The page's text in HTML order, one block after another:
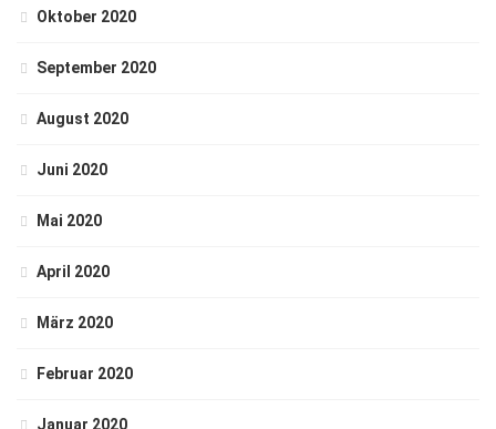
Oktober 2020
September 2020
August 2020
Juni 2020
Mai 2020
April 2020
März 2020
Februar 2020
Januar 2020